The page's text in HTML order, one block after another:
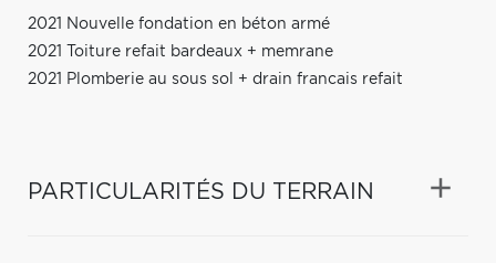
2021 Nouvelle fondation en béton armé
2021 Toiture refait bardeaux + memrane
2021 Plomberie au sous sol + drain francais refait
PARTICULARITÉS DU TERRAIN